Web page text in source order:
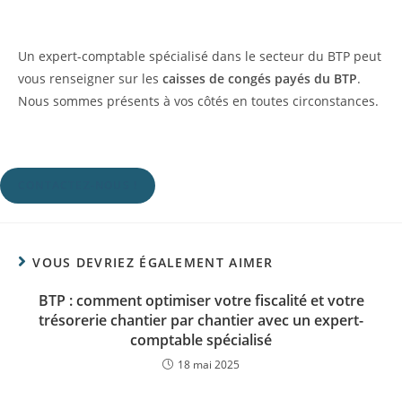
Un expert-comptable spécialisé dans le secteur du BTP peut
vous renseigner sur les caisses de congés payés du BTP.
Nous sommes présents à vos côtés en toutes circonstances.
VOUS DEVRIEZ ÉGALEMENT AIMER
BTP : comment optimiser votre fiscalité et votre
trésorerie chantier par chantier avec un expert-
comptable spécialisé
18 mai 2025